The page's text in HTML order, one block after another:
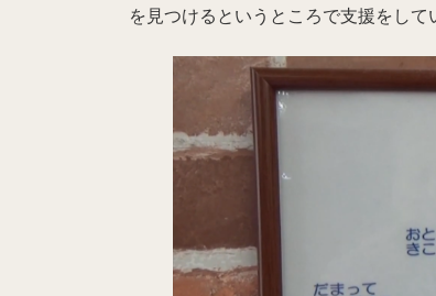
を見つけるというところで支援をして